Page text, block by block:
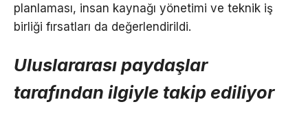
planlaması, insan kaynağı yönetimi ve teknik iş
birliği fırsatları da değerlendirildi.
Uluslararası paydaşlar
tarafından ilgiyle takip ediliyor